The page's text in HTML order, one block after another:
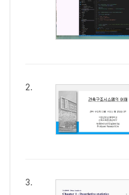
2.
3.